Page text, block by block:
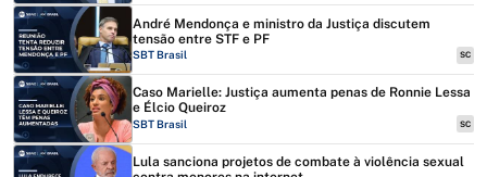
André Mendonça e ministro da Justiça discutem
tensão entre STF e PF
SBT Brasil SC
Caso Marielle: Justiça aumenta penas de Ronnie Lessa
e Élcio Queiroz
SBT Brasil SC
Lula sanciona projetos de combate à violência sexual